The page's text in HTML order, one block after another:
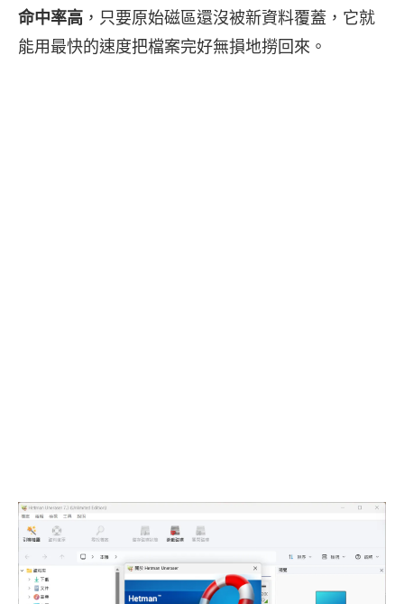
命中率高 ，只要原始磁區還沒被新資料覆蓋，它就
能用最快的速度把檔案完好無損地撈回來。